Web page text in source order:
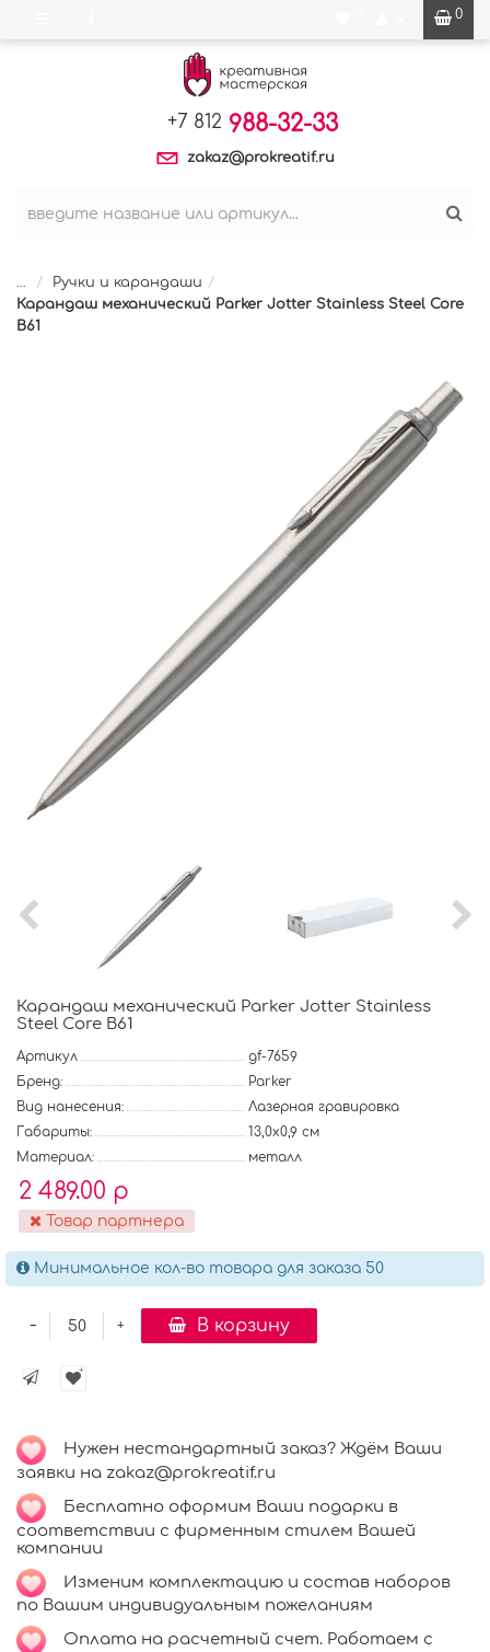
0
+7 812 988-32-33
zakaz@prokreatif.ru
...
Ручки и карандаши
Карандаш механический Parker Jotter Stainless Steel Core
B61
Карандаш механический Parker Jotter Stainless
Steel Core B61
Артикул
gf-7659
Бренд:
Parker
Вид нанесения:
Лазерная гравировка
Габариты:
13,0х0,9 см
Материал:
металл
2 489.00 р
Товар партнера
Минимальное кол-во товара для заказа 50
+
- В корзину
Нужен нестандартный заказ? Ждём Ваши
заявки на zakaz@prokreatif.ru
Бесплатно оформим Ваши подарки в
соответствии с фирменным стилем Вашей
компании
Изменим комплектацию и состав наборов
по Вашим индивидуальным пожеланиям
Оплата на расчетный счет. Работаем с